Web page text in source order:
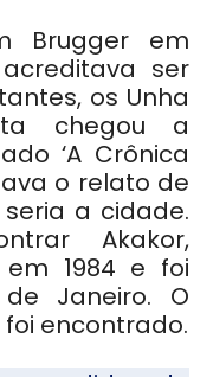
Brugger em
ser
os Unha
chegou a
‘A Crônica
o relato de
a cidade.
Akakor,
1984 e foi
Janeiro. O
encontrado.